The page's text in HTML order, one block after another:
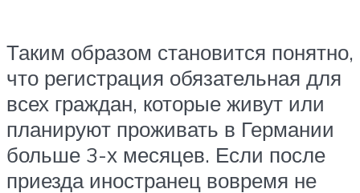
Таким образом становится понятно,
что регистрация обязательная для
всех граждан, которые живут или
планируют проживать в Германии
больше 3-х месяцев. Если после
приезда иностранец вовремя не